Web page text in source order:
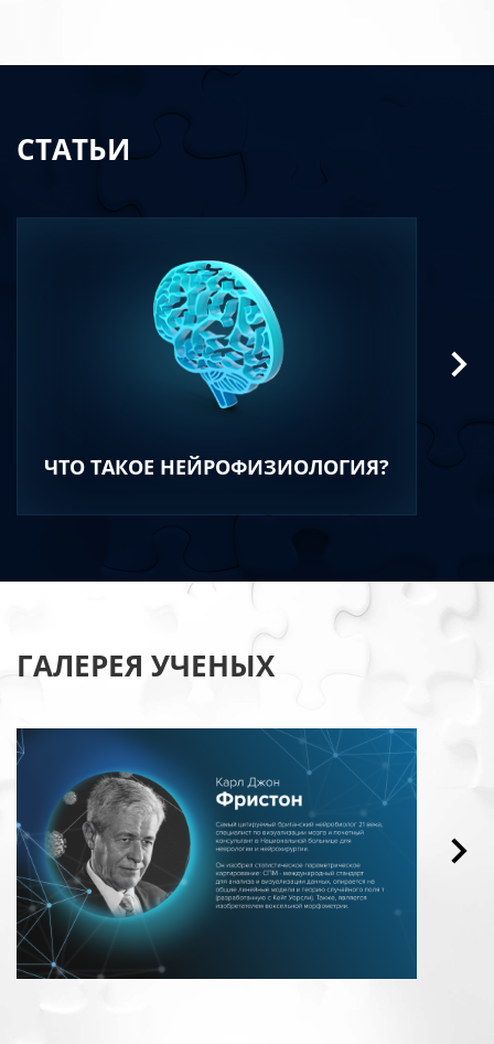
СТАТЬИ
ЧТО ТАКОЕ НЕЙРОФИЗИОЛОГИЯ?
ГАЛЕРЕЯ УЧЕНЫХ